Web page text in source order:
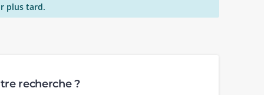
plus tard.
recherche ?